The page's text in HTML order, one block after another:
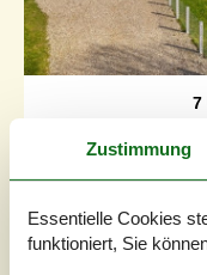
7
Haustiere
Entfernung Wasser
Zustimmung
Essentielle Cookies
funktioniert, Sie